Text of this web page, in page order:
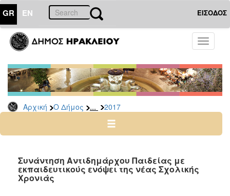
GR EN ΕΙΣΟΔΟΣ
Toggle
Αρχική Ο Δήμος ... 2017
ΔΗΜΟΣ
Δελτία
Τύπου
Αρχείο
2026
2024
2022
2021
Συνάντηση Αντιδημάρχου Παιδείας με
εκπαιδευτικούς ενόψει της νέας Σχολικής
Χρονιάς